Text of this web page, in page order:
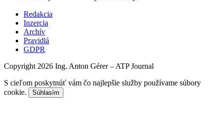
Redakcia
Inzercia
Archív
Pravidlá
GDPR
Copyright 2026 Ing. Anton Gérer – ATP Journal
S cieľom poskytnúť vám čo najlepšie služby používame súbory
cookie.
Súhlasím